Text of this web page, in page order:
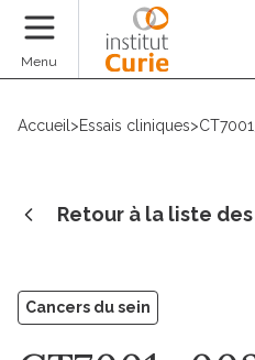
Menu
Accueil >Essais cliniques>
Retour à la liste
Cancers du sein